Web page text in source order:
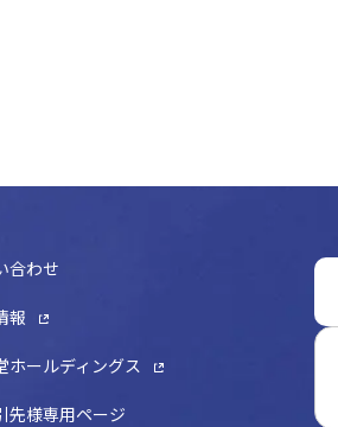
合わせ
報
ホールディングス
先様専用ページ